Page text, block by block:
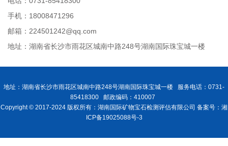
手机：18008471296
邮箱：224501242@qq.com
地址：湖南省长沙市雨花区城南中路248号湖南国际珠宝城一楼
地址：湖南省长沙市雨花区城南中路248号湖南国际珠宝城一楼 服务电话：0731-
85418300 邮政编码：410007
Copyright © 2017-2024 版权所有：湖南国际矿物宝石检测评估有限公司 备案号：湘
ICP备19025088号-3